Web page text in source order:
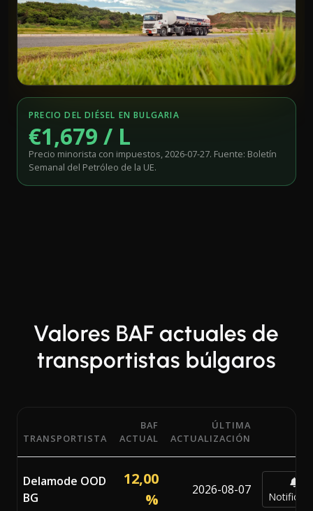
PRECIO DEL DIÉSEL EN BULGARIA
€1,679 / L
Precio minorista con impuestos, 2026-07-27. Fuente: Boletín
Semanal del Petróleo de la UE.
Valores BAF actuales de
transportistas búlgaros
TRANSPORTISTA
BAF
ACTUAL
ÚLTIMA
ACTUALIZACIÓN
Delamode OOD
BG
12,00
%
2026-08-07